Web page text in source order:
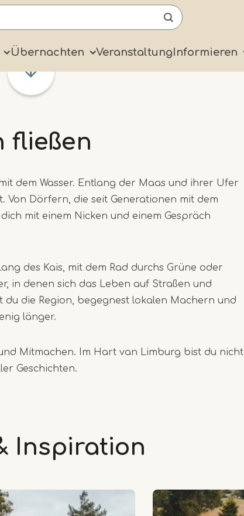
Übernachten VeranstaltungInformieren
fließen
dem Wasser. Entlang der Maas und ihrer Ufer
Von Dörfern, die seit Generationen mit dem
mit einem Nicken und einem Gespräch
des Kais, mit dem Rad durchs Grüne oder
in denen sich das Leben auf Straßen und
du die Region, begegnest lokalen Machern und
länger.
Mitmachen. Im Hart van Limburg bist du nicht
Geschichten.
Inspiration